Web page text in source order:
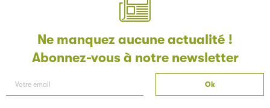
Ne manquez aucune actualité !
Abonnez-vous à notre newsletter